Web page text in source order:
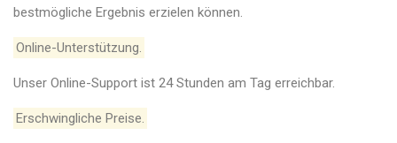
bestmögliche Ergebnis erzielen können.
Online-Unterstützung.
Unser Online-Support ist 24 Stunden am Tag erreichbar.
Erschwingliche Preise.